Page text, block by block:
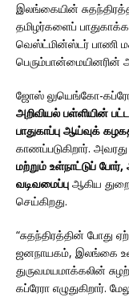
இலங்கையின்
தமிழர்களைப்
வெஸ்ட்மின்ஸ்டர் பாணி
பெரும்பான்மையினரின்
ஜோஸ் லுயெங்கோ-
அறிவியல் பள்ளியின்
பாதுகாப்பு ஆய்வுக்
காணப்படுகிறார்.
மற்றும் உள்நாட்டுப்
வடிவமைப்பு ஆகிய
செய்கிறது.
“சுதந்திரத்தின்
ஜனநாயகம், இலங்கை
துருவமயமாக்கலின்
கப்ரேரா எழுதுகிறார்.